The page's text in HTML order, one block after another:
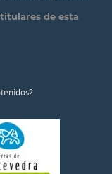
de esta